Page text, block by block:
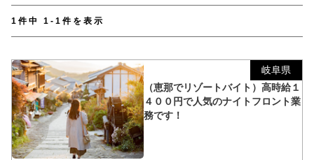
1件中 1-1件を表示
岐阜県
（恵那でリゾートバイト）高時給１
４００円で人気のナイトフロント業
務です！